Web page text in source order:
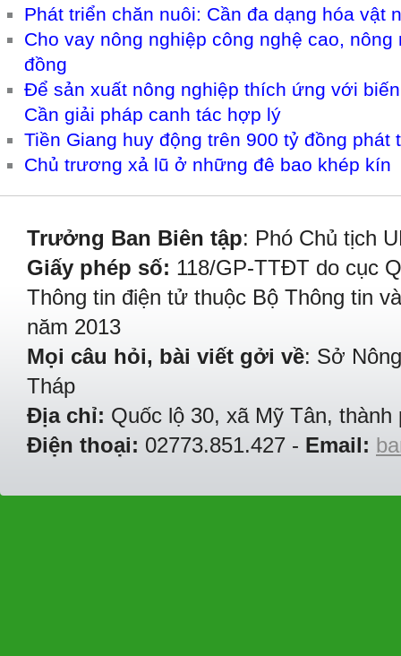
Phát triển chăn nuôi: Cần đa dạng hóa vật
Cho vay nông nghiệp công nghệ cao,
đồng
Để sản xuất nông nghiệp thích ứng với
Cần giải pháp canh tác hợp lý
Tiền Giang huy động trên 900 tỷ đồng
Chủ trương xả lũ ở những đê bao khép kín
Trưởng Ban Biên tập: Phó Chủ tịch
Giấy phép số: 118/GP-TTĐT do cục
Thông tin điện tử thuộc Bộ Thông tin
năm 2013
Mọi câu hỏi, bài viết gởi về: Sở
Tháp
Địa chỉ: Quốc lộ 30, xã Mỹ Tân,
Điện thoại: 02773.851.427 - Email: